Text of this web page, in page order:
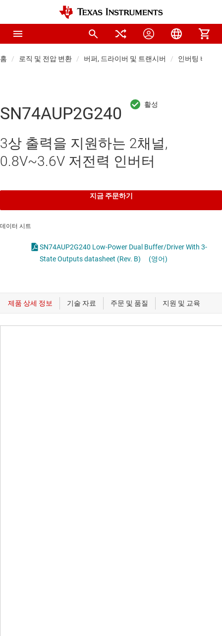
홈 로직 및 전압 변환 버퍼, 드라이버 및 트랜시버 인버팅 버퍼
SN74AUP2G240
3상 출력을 지원하는 2채널,
0.8V~3.6V 저전력 인버터
지금 주문하기
데이터 시트
SN74AUP2G240 Low-Power Dual Buffer/Driver With 3-
State Outputs datasheet (Rev. B)
(영어)